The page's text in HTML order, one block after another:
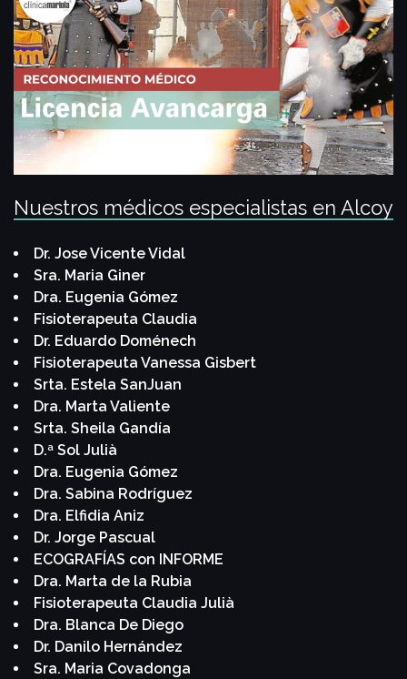
Nuestros médicos especialistas en Alcoy
Dr. Jose Vicente Vidal
Sra. Maria Giner
Dra. Eugenia Gómez
Fisioterapeuta Claudia
Dr. Eduardo Doménech
Fisioterapeuta Vanessa Gisbert
Srta. Estela SanJuan
Dra. Marta Valiente
Srta. Sheila Gandía
D.ª Sol Julià
Dra. Eugenia Gómez
Dra. Sabina Rodríguez
Dra. Elfidia Aniz
Dr. Jorge Pascual
ECOGRAFÍAS con INFORME
Dra. Marta de la Rubia
Fisioterapeuta Claudia Julià
Dra. Blanca De Diego
Dr. Danilo Hernández
Sra. Maria Covadonga